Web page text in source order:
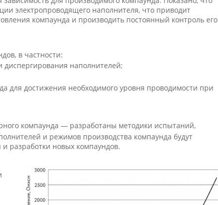
электропроводящего наполнителя, что приводит
компаунда и производить постоянный контроль его
в частности:
наполнителей;
для достижения необходимого уровня проводимости при
компаунда — разработаны методики испытаний,
и режимов производства компаунда будут
разработки новых компаундов.